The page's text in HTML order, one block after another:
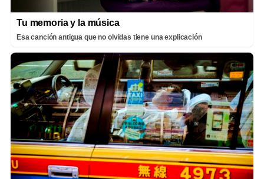
Tu memoria y la música
Esa canción antigua que no olvidas tiene una explicación